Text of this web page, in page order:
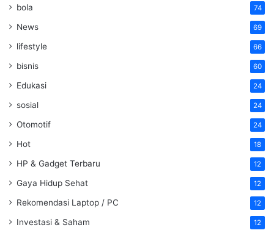
bola 74
News 69
lifestyle 66
bisnis 60
Edukasi 24
sosial 24
Otomotif 24
Hot 18
HP & Gadget Terbaru 12
Gaya Hidup Sehat 12
Rekomendasi Laptop / PC 12
Investasi & Saham 12